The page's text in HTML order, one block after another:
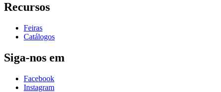
Recursos
Feiras
Catálogos
Siga-nos em
Facebook
Instagram